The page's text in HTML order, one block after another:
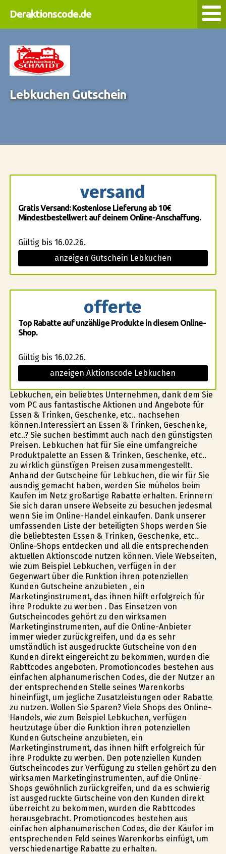
Deraktionscode.de
Lebkuchen Gutschein
versand
Gratis Versand: Kostenlose Lieferung ab 10€
Mindestbestellwert auf deinem Online-Anschaffung.
Gültig bis 16.02.26.
anzeigen Gutschein Lebkuchen
offerte
Top Rabatte auf unzählige Produkte in diesem Online-
Shop.
Gültig bis 16.02.26.
anzeigen Aktionscode Lebkuchen
Lebkuchen, ein beliebtes Unternehmen, dank dem Sie
vom PC aus fantastische Aktionen und Angebote für
Essen & Trinken, Geschenke, etc.. nachsehen
können.Interessiert an Essen & Trinken, Geschenke,
etc..? Sie suchen bestimmt auch nach den günstigsten
Preisen. Lebkuchen hat für Sie eine umfangreiche
Produktpalette an Essen & Trinken, Geschenke, etc..
zu wirklich günstïgen Preisen zusammengestellt.
Anhand der Gutscheine für Lebkuchen, die wir für Sie
ausfindig gemacht haben, werden Sie mühelos beim
Kaufen im Netz großartige Rabatte erhalten. Erinnern
Sie sich daran unsere Webseite zu besuchen jedesmal
wenn Sie im Online-Handel einkaufen. Dank unserer
umfassenden Liste der beteiligten Shops werden Sie
die beliebtesten Essen & Trinken, Geschenke, etc..
Online-Shops entdecken und all die entsprechenden
aktuellen Aktionscode nutzen können. Viele Webseiten,
wie zum Beispiel Lebkuchen, verfügen in der
Gegenwart über die Funktion ihren potenziellen
Kunden Gutscheine anzubieten , ein
Marketinginstrument, das ihnen hilft erfolgreich für
ihre Produkte zu werben . Das Einsetzen von
Gutscheincodes gehört zu den wirksamen
Marketinginstrumenten, auf die Online-Anbieter
immer wieder zurückgreifen, und da es sehr
umständlich ist ausgedruckte Gutscheine von den
Kunden direkt eingereicht zu bekommen, wurden die
Rabttcodes angeboten. Promotioncodes bestehen aus
einfachen alphanumerischen Codes, die der Nutzer an
der entsprechenden Stelle seines Warenkorbs
hineinfügt, um jegliche Zusatzleistungen oder Rabatte
zu nutzen. Wollen Sie Sparen? Viele Shops des Online-
Handels, wie zum Beispiel Lebkuchen, verfügen
heutzutage über die Funktion ihren potenziellen
Kunden Gutscheine anzubieten, ein
Marketinginstrument, das ihnen hilft erfolgreich für
ihre Produkte zu werben. Den potenziellen Kunden
Gutscheincodes zur Verfügung zu stellen gehört zu den
wirksamen Marketinginstrumenten, auf die Online-
Shops gewöhnlich zurückgreifen, und da es schwierig
ist ausgedruckte Gutscheine von den Kunden direkt
überreicht zu bekommen, wurden die Rabttcodes
herausgebracht. Promotioncodes bestehen aus
einfachen alphanumerischen Codes, die der Käufer im
entsprechenden Feld seines Warenkorbs einfügt, um
verschiedenartige Rabatte zu erhalten.